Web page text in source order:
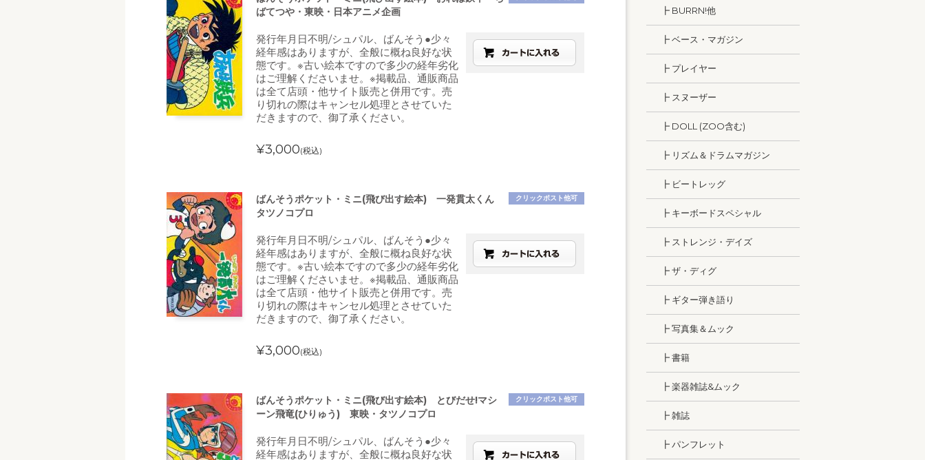
ばてつや・東映・日本アニメ企画
発行年月日不明/シュパル、ばんそう●少々
経年感はありますが、全般に概ね良好な状
態です。※古い絵本ですので多少の経年劣化
はご理解くださいませ。※掲載品、通販商品
は全て店頭・他サイト販売と併用です。売
り切れの際はキャンセル処理とさせていた
だきますので、御了承ください。
¥3,000(税込)
クリックポスト他可
ばんそうポケット・ミニ(飛び出す絵本) 一発貫太くん
タツノコプロ
発行年月日不明/シュパル、ばんそう●少々
経年感はありますが、全般に概ね良好な状
態です。※古い絵本ですので多少の経年劣化
はご理解くださいませ。※掲載品、通販商品
は全て店頭・他サイト販売と併用です。売
り切れの際はキャンセル処理とさせていた
だきますので、御了承ください。
¥3,000(税込)
クリックポスト他可
ばんそうポケット・ミニ(飛び出す絵本) とびだせ!マシ
ーン飛竜(ひりゅう) 東映・タツノコプロ
発行年月日不明/シュパル、ばんそう●少々
経年感はありますが、全般に概ね良好な状
┣ BURRN!他
┣ ベース・マガジン
┣ プレイヤー
┣ スヌーザー
┣ DOLL (ZOO含む)
┣ リズム＆ドラムマガジン
┣ ビートレッグ
┣ キーボードスペシャル
┣ ストレンジ・デイズ
┣ ザ・ディグ
┣ ギター弾き語り
┣ 写真集＆ムック
┣ 書籍
┣ 楽器雑誌&ムック
┣ 雑誌
┣ パンフレット